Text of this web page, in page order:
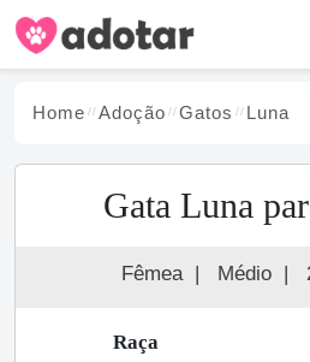
Home Adoção Gatos Luna
Gata Luna
Fêmea | Médio |
Raça